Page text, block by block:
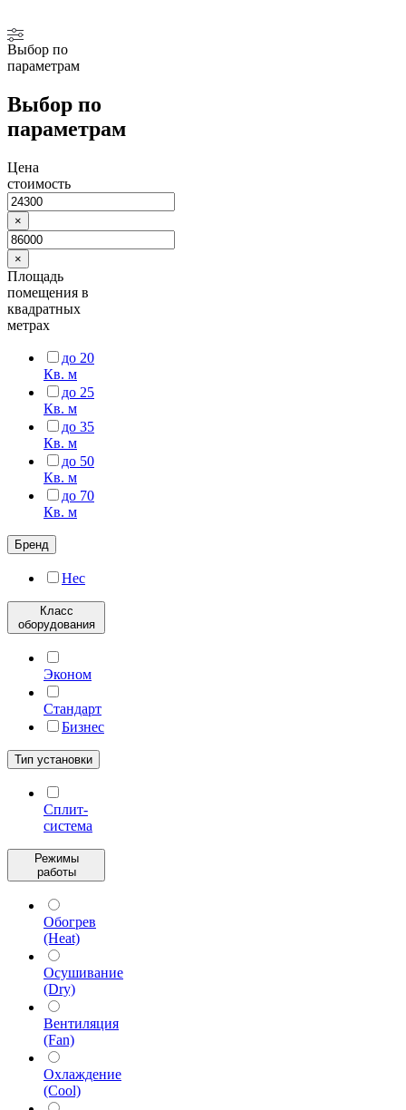
Выбор по
параметрам
Выбор по
параметрам
Цена
стоимость
×
×
Площадь
помещения в
квадратных
метрах
до 20
Кв. м
до 25
Кв. м
до 35
Кв. м
до 50
Кв. м
до 70
Кв. м
Бренд
Hec
Класс
оборудования
Эконом
Стандарт
Бизнес
Тип установки
Сплит-
система
Режимы
работы
Обогрев
(Heat)
Осушивание
(Dry)
Вентиляция
(Fan)
Охлаждение
(Cool)